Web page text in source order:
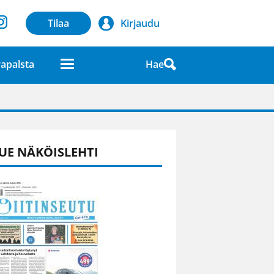
Tilaa Kirjaudu
Hae
lehdessä
NÄKÖISLEHTI